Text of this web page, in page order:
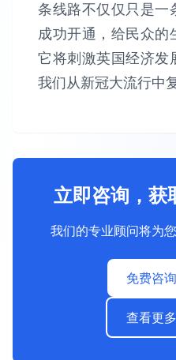
条线路不仅仅只是一
成功开通，给民众的
它将刺激英国经济发
我们从新冠大流行中
立即咨询，获
我们的专业顾问将为
免费咨
查看更